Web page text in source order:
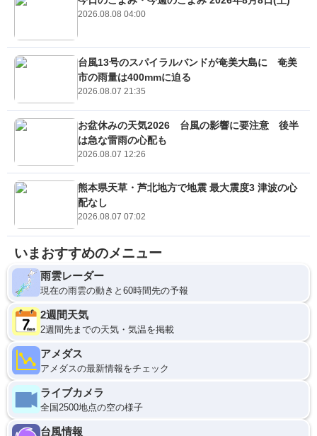
2026.08.08 04:00
台風13号のスパイラルバンドが奄美大島に 奄美
市の雨量は400mmに迫る
2026.08.07 21:35
お盆休みの天気2026 台風の影響に要注意 後半
は急な雷雨の心配も
2026.08.07 12:26
熊本県天草・芦北地方で地震 最大震度3 津波の心
配なし
2026.08.07 07:02
いまおすすめのメニュー
雨雲レーダー
現在の雨雲の動きと60時間先の予報
2週間天気
2週間先までの天気・気温を掲載
アメダス
アメダスの最新情報をチェック
ライブカメラ
全国2500地点の空の様子
台風情報